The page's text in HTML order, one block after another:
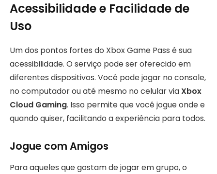
Acessibilidade e Facilidade de
Uso
Um dos pontos fortes do Xbox Game Pass é sua
acessibilidade. O serviço pode ser oferecido em
diferentes dispositivos. Você pode jogar no console,
no computador ou até mesmo no celular viaXbox
Cloud Gaming. Isso permite que você jogue onde e
quando quiser, facilitando a experiência para todos.
Jogue com Amigos
Para aqueles que gostam de jogar em grupo, o